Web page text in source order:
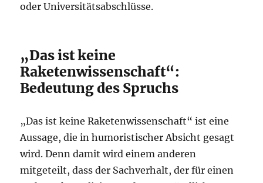
oder Universitätsabschlüsse.
„Das ist keine
Raketenwissenschaft“:
Bedeutung des Spruchs
„Das ist keine Raketenwissenschaft“ ist eine
Aussage, die in humoristischer Absicht gesagt
wird. Denn damit wird einem anderen
mitgeteilt, dass der Sachverhalt, der für einen